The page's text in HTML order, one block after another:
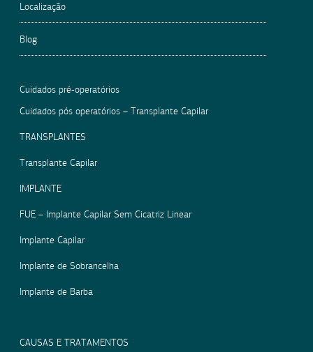
Localização
Blog
Cuidados pré-operatórios
Cuidados pós operatórios – Transplante Capilar
TRANSPLANTES
Transplante Capilar
IMPLANTE
FUE – Implante Capilar Sem Cicatriz Linear
Implante Capilar
Implante de Sobrancelha
Implante de Barba
CAUSAS E TRATAMENTOS